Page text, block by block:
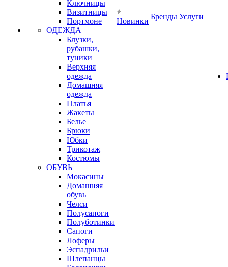
Ключницы
Визитницы
Портмоне
ОДЕЖДА
Блузки,
рубашки,
туники
Верхняя
одежда
Домашняя
одежда
Платья
Жакеты
Белье
Брюки
Юбки
Трикотаж
Костюмы
ОБУВЬ
Мокасины
Домашняя
обувь
Челси
Полусапоги
Полуботинки
Сапоги
Лоферы
Эспадрильи
Шлепанцы
Новинки
Бренды Услуги